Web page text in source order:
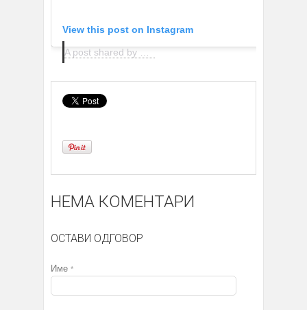
View this post on Instagram
A post shared by MANGO OUTFITS (@mango.outfits)
НЕМА КОМЕНТАРИ
ОСТАВИ ОДГОВОР
Име *